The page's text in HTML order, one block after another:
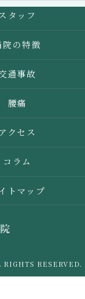
タッフ
院の特徴
通事故
腰痛
アクセス
コラム
トマップ
RIGHTS RESERVED.